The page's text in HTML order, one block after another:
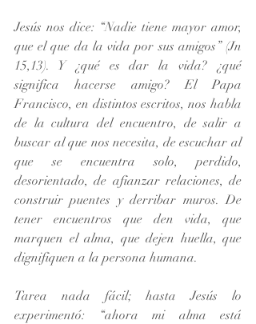
Jesús nos dice: “Nadie tiene mayor amor,
que el que da la vida por sus amigos” (Jn
15,13). Y ¿qué es dar la vida? ¿qué
significa hacerse amigo? El Papa
Francisco, en distintos escritos, nos habla
de la cultura del encuentro, de salir a
buscar al que nos necesita, de escuchar al
que se encuentra solo, perdido,
desorientado, de afianzar relaciones, de
construir puentes y derribar muros. De
tener encuentros que den vida, que
marquen el alma, que dejen huella, que
dignifiquen a la persona humana.
Tarea nada fácil; hasta Jesús lo
experimentó: “ahora mi alma está